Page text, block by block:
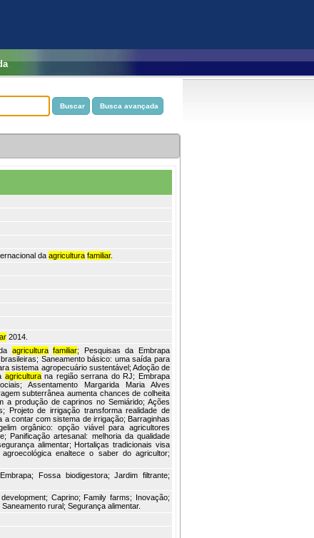
da agricultura familiar.
2014.
agricultura familiar; Pesquisas da Embrapa
Saneamento básico: uma saída para
sistema agropecuário sustentável; Adoção de
agriculturana região serrana do RJ; Embrapa
Assentamento Margarida Maria Alves
subterrânea aumenta chances de colheita
a produção de caprinos no Semiárido; Ações
Projeto de irrigação transforma realidade de
contar com sistema de irrigação; Barraginhas
orgânico: opção viável para agricultores
Panificação artesanal: melhoria da qualidade
alimentar; Hortaliças tradicionais visa
enaltece o saber do agricultor;
Fossa biodigestora; Jardim filtrante;
Caprino; Family farms; Inovação;
rural; Segurança alimentar.